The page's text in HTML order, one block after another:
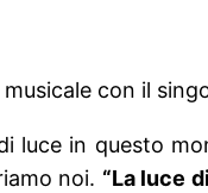
con il
luce in questo
noi. “La luce